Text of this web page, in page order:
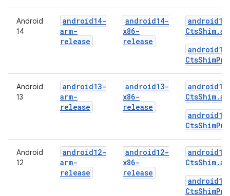
Android
14
android14-
arm-
release
android14-
x86-
release
Android
13
android13-
arm-
release
android13-
x86-
release
Android
12
android12-
arm-
release
android12-
x86-
release